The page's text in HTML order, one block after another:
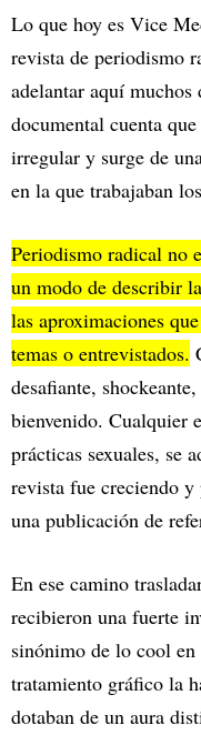
Lo que hoy es Vice
revista de periodismo
adelantar aquí muchos
documental cuenta
irregular y surge de
en la que trabajaban
Periodismo radical no
un modo de describir
las aproximaciones
temas o entrevistados.
desafiante,
bienvenido. Cualquier
prácticas sexuales, se
revista fue creciendo
una publicación de
En ese camino
recibieron una fuerte
sinónimo de lo cool en
tratamiento gráfico la
dotaban de un aura